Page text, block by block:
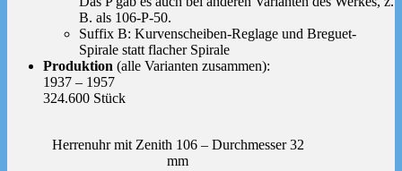
B. als 106-P-50.
Suffix B: Kurvenscheiben-Reglage und Breguet-
Spirale statt flacher Spirale
Produktion (alle Varianten zusammen):
1937 – 1957
324.600 Stück
Herrenuhr mit Zenith 106 – Durchmesser 32
mm